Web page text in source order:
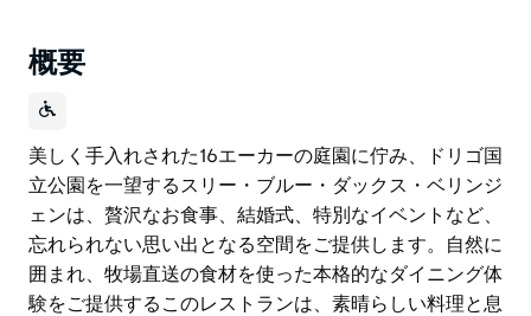
概要
美しく手入れされた16エーカーの庭園に佇み、ドリゴ国
立公園を一望するスリー・ブルー・ダックス・ベリンジ
ェンは、贅沢なお食事、結婚式、特別なイベントなど、
忘れられない思い出となる空間をご提供します。自然に
囲まれ、牧場直送の食材を使った本格的なダイニング体
験をご提供するこのレストランは、素晴らしい料理と息